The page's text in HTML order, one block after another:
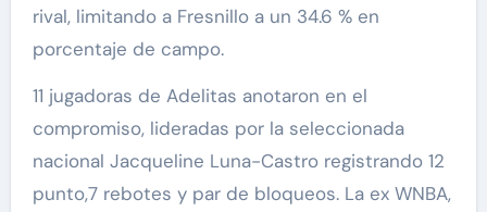
rival, limitando a Fresnillo a un 34.6 % en
porcentaje de campo.
11 jugadoras de Adelitas anotaron en el
compromiso, lideradas por la seleccionada
nacional Jacqueline Luna-Castro registrando 12
punto,7 rebotes y par de bloqueos. La ex WNBA,